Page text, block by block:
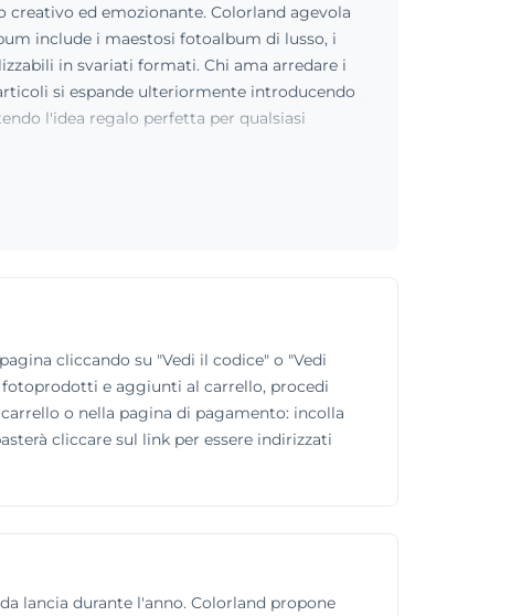
ed emozionante. Colorland agevola
include i maestosi fotoalbum di lusso, i
in svariati formati. Chi ama arredare i
si espande ulteriormente introducendo
l'idea regalo perfetta per qualsiasi
cliccando su "Vedi il codice" o "Vedi
fotoprodotti e aggiunti al carrello, procedi
o nella pagina di pagamento: incolla
cliccare sul link per essere indirizzati
lancia durante l'anno. Colorland propone